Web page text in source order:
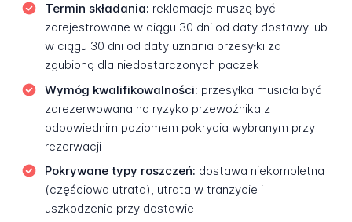
Termin składania: reklamacje muszą być
zarejestrowane w ciągu 30 dni od daty dostawy lub
w ciągu 30 dni od daty uznania przesyłki za
zgubioną dla niedostarczonych paczek
Wymóg kwalifikowalności: przesyłka musiała być
zarezerwowana na ryzyko przewoźnika z
odpowiednim poziomem pokrycia wybranym przy
rezerwacji
Pokrywane typy roszczeń: dostawa niekompletna
(częściowa utrata), utrata w tranzycie i
uszkodzenie przy dostawie